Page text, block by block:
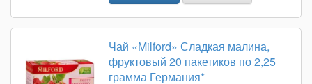
Чай «Milford» Сладкая малина,
фруктовый 20 пакетиков по 2,25
грамма Германия*